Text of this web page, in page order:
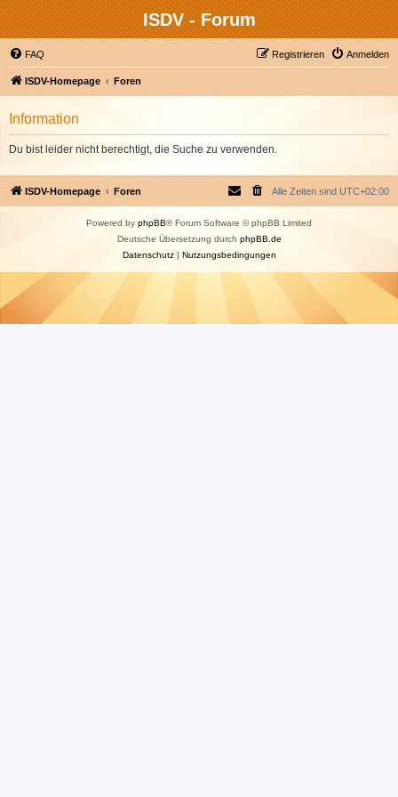
ISDV - Forum
FAQ Anmelden
Registrieren
ISDV-Homepage Foren
Information
Du bist leider nicht berechtigt, die Suche zu verwenden.
ISDV-Homepage Foren Alle Zeiten sind UTC+02:00
Powered by phpBB® Forum Software © phpBB Limited
Deutsche Übersetzung durch phpBB.de
Datenschutz| Nutzungsbedingungen